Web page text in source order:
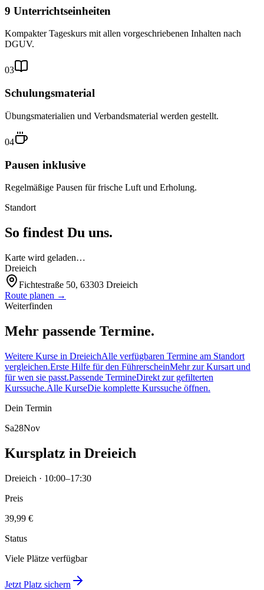
9 Unterrichtseinheiten
Kompakter Tageskurs mit allen vorgeschriebenen Inhalten nach
DGUV.
03
Schulungsmaterial
Übungsmaterialien und Verbandsmaterial werden gestellt.
04
Pausen inklusive
Regelmäßige Pausen für frische Luft und Erholung.
Standort
So findest Du uns.
Karte wird geladen…
Dreieich
Fichtestraße 50, 63303 Dreieich
Route planen →
Weiterfinden
Mehr passende Termine.
Weitere Kurse in DreieichAlle verfügbaren Termine am Standort
vergleichen.Erste Hilfe für den FührerscheinMehr zur Kursart und
für wen sie passt.Passende TermineDirekt zur gefilterten
Kurssuche.Alle KurseDie komplette Kurssuche öffnen.
Dein Termin
Sa28Nov
Kursplatz in Dreieich
Dreieich · 10:00–17:30
Preis
39,99 €
Status
Viele Plätze verfügbar
Jetzt Platz sichern